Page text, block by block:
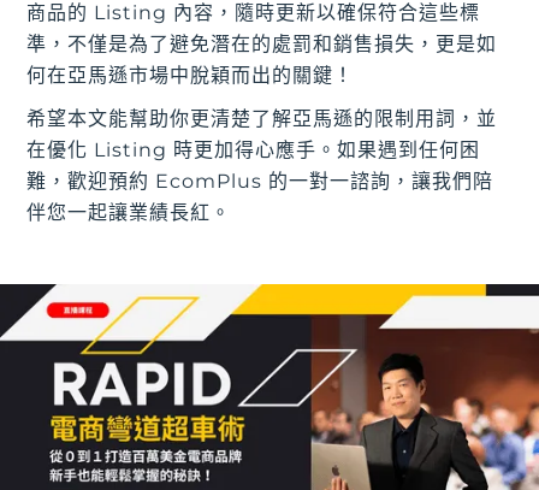
商品的 Listing 內容，隨時更新以確保符合這些標
準，不僅是為了避免潛在的處罰和銷售損失，更是如
何在亞馬遜市場中脫穎而出的關鍵！
希望本文能幫助你更清楚了解亞馬遜的限制用詞，並
在優化 Listing 時更加得心應手。如果遇到任何困
難，歡迎預約 EcomPlus 的一對一諮詢，讓我們陪
伴您一起讓業績長紅。